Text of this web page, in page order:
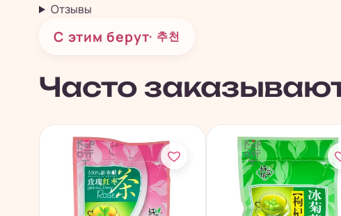
Отзывы
С этим берут· 추천
Часто